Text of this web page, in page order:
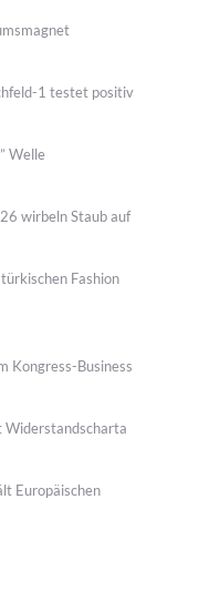
1 testet positiv
Welle
wirbeln Staub auf
Fashion
Kongress-Business
Widerstandscharta
Europäischen